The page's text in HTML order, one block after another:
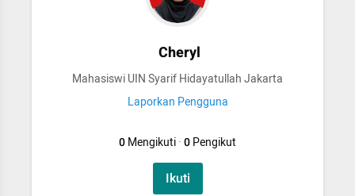
Cheryl
Mahasiswi UIN Syarif Hidayatullah Jakarta
Laporkan Pengguna
0Mengikuti·0Pengikut
Ikuti